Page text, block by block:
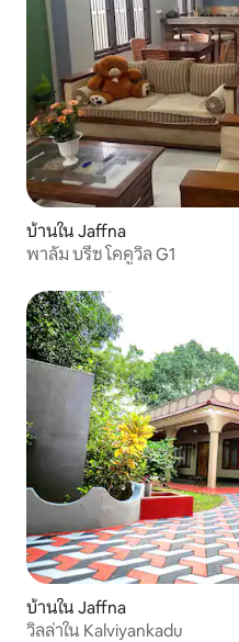
บ้านใน Jaffna
พาลัม บรีซ โคคูวิล G1
บ้านใน Jaffna
วิลล่าใน Kalviyankadu